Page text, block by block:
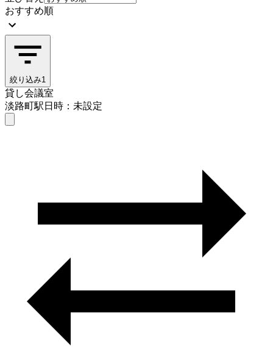
おすすめ順
絞り込み1
貸し会議室
淡路町駅日時：未設定